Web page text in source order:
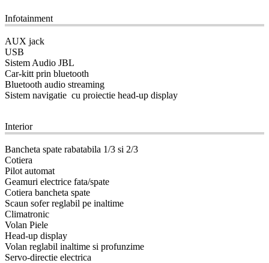
Infotainment
AUX jack
USB
Sistem Audio JBL
Car-kitt prin bluetooth
Bluetooth audio streaming
Sistem navigatie cu proiectie head-up display
Interior
Bancheta spate rabatabila 1/3 si 2/3
Cotiera
Pilot automat
Geamuri electrice fata/spate
Cotiera bancheta spate
Scaun sofer reglabil pe inaltime
Climatronic
Volan Piele
Head-up display
Volan reglabil inaltime si profunzime
Servo-directie electrica